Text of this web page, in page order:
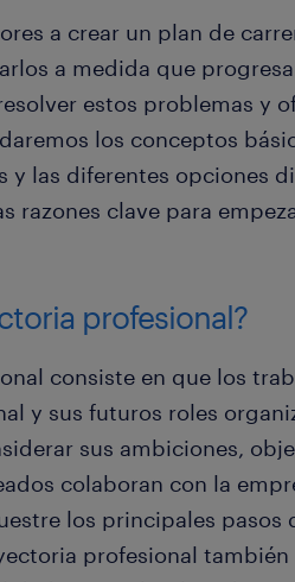
a crear un plan de
a medida que
estos problemas y
los conceptos
y las diferentes opciones
razones clave para
profesional?
consiste en que los
y sus futuros roles
sus ambiciones,
colaboran con la
los principales pasos
profesional también